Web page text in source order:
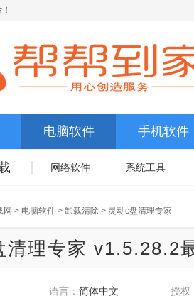
电脑软件 手机软件
网络软件 系统工具
网 > 电脑软件 > 卸载清除 > 灵动c盘清理专家
清理专家 v1.5.28.2
语言： 简体中文 授权